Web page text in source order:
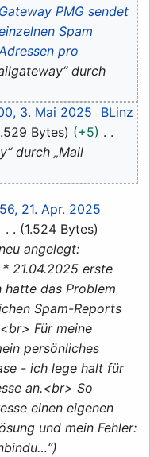
PMG sendet
Spam
pro
durch
3. Mai 2025
BLinz
Bytes
+5
durch „Mail
21. Apr. 2025
1.524 Bytes
angelegt:
21.04.2025 erste
das Problem
Spam-Reports
Für meine
persönliches
- ich lege halt für
an.<br> So
einen eigenen
und mein Fehler: